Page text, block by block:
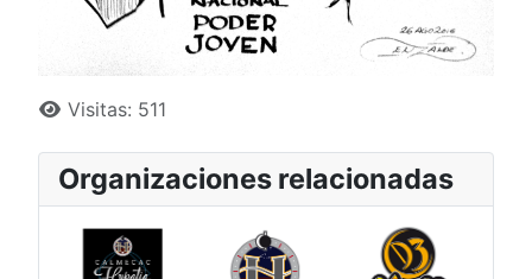
Detalles
Visitas: 511
Organizaciones relacionadas